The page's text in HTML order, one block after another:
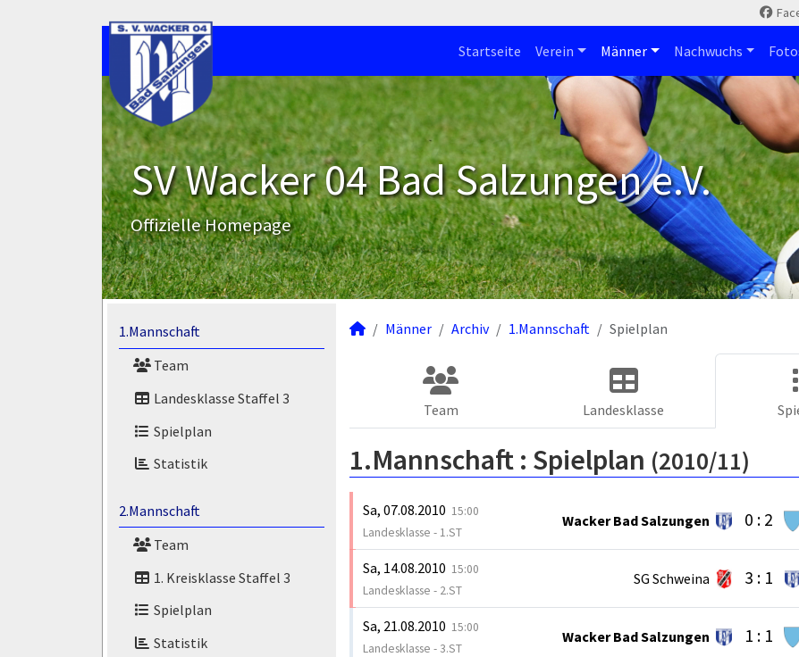
Startseite Verein Männer Nachwuchs
SV Wacker 04 Bad Salzungen e.V.
Offizielle Homepage
1.Mannschaft
Team
Landesklasse Staffel 3
Spielplan
Statistik
2.Mannschaft
Team
1. Kreisklasse Staffel 3
Spielplan
Statistik
Männer Archiv 1.Mannschaft Spielplan
Team Landesklasse
1.Mannschaft : Spielplan (2010/11)
Sa, 07.08.2010 15:00
Landesklasse - 1.ST
Wacker Bad Salzungen 0 : 2
Sa, 14.08.2010 15:00
Landesklasse - 2.ST
SG Schweina 3 : 1
Sa, 21.08.2010 15:00
Landesklasse - 3.ST
Wacker Bad Salzungen 1 : 1